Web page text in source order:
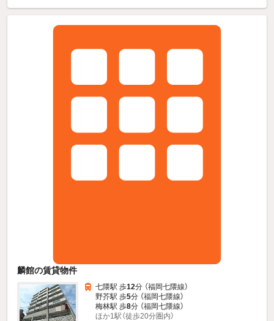
麟館の賃貸物件
七隈駅 歩12分 （福岡七隈線）
野芥駅 歩5分 （福岡七隈線）
梅林駅 歩8分 （福岡七隈線）
ほか1駅（徒歩20分圏内）